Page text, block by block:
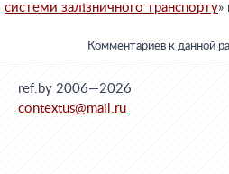
системи залізничного транспорту»
Комментариев к данной
ref.by 2006—2026
contextus@mail.ru